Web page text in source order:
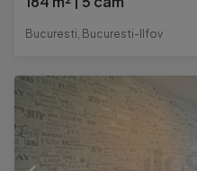
Bucuresti, Bucuresti-Ilfov